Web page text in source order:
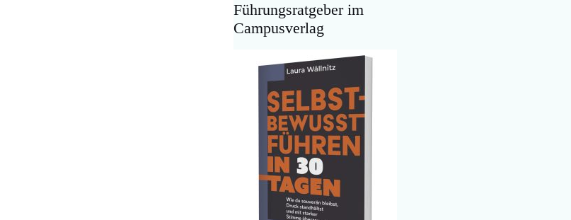
Führungsratgeber im
Campusverlag